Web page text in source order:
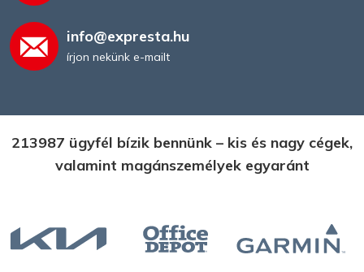
info@expresta.hu
írjon nekünk e-mailt
213987 ügyfél bízik bennünk – kis és nagy cégek,
valamint magánszemélyek egyaránt